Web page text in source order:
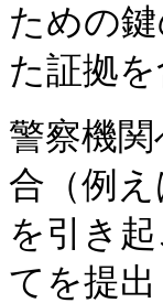
ための
た証拠
警察機
合（例
を引き
てを提出